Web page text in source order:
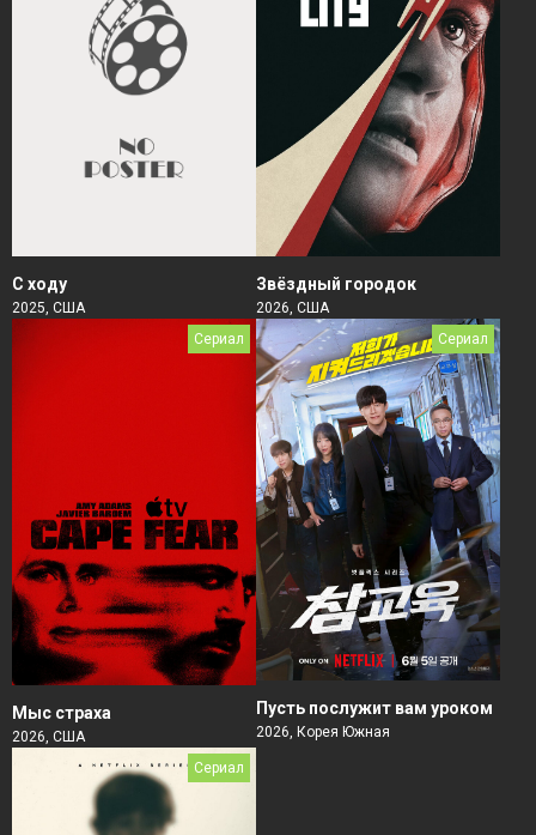
С ходу
2025, США
Звёздный городок
2026, США
Сериал
Мыс страха
2026, США
Сериал
Пусть послужит вам уроком
2026, Корея Южная
Сериал